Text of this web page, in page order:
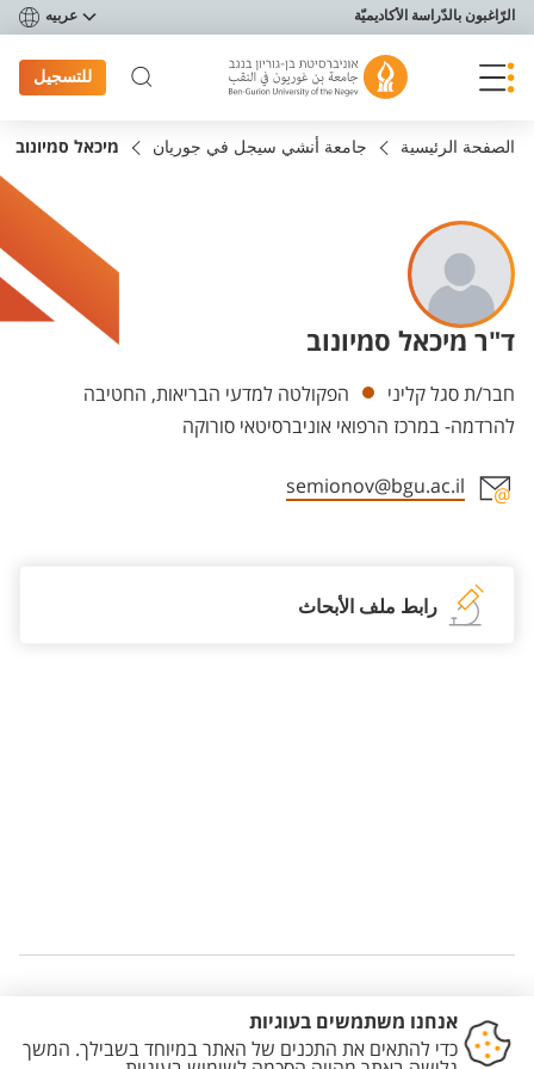
תפריט נגישות
الرّاغبون بالدّراسة الأكاديميّة عربيه
للتسجيل
الصفحة الرئيسية جامعة أنشي سيجل في جوريان מיכאל סמיונוב
ד"ר מיכאל סמיונוב
Departments
חבר/ת סגל קליני
הפקולטה למדעי הבריאות, החטיבה
להרדמה- במרכז הרפואי אוניברסיטאי סורוקה
semionov@bgu.ac.il
رابط ملف الأبحاث